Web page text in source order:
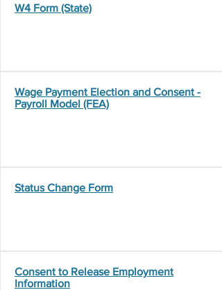
W4 Form (State)
Wage Payment Election and Consent -
Payroll Model (FEA)
Status Change Form
Consent to Release Employment
Information